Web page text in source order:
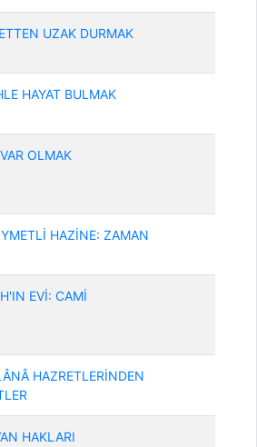
UZAK DURMAK
HAYAT BULMAK
OLMAK
HAZİNE: ZAMAN
EVİ: CAMİ
HAZRETLERİNDEN
HAKLARI